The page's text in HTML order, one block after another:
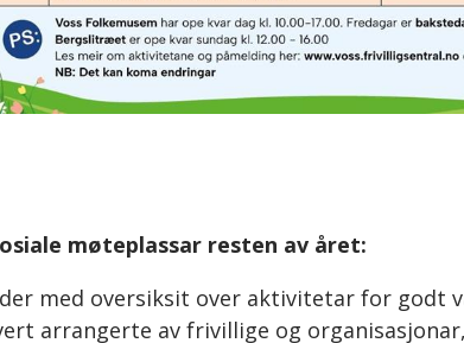
møteplassar resten av året:
med oversiksit over aktivitetar for godt
arrangerte av frivillige og